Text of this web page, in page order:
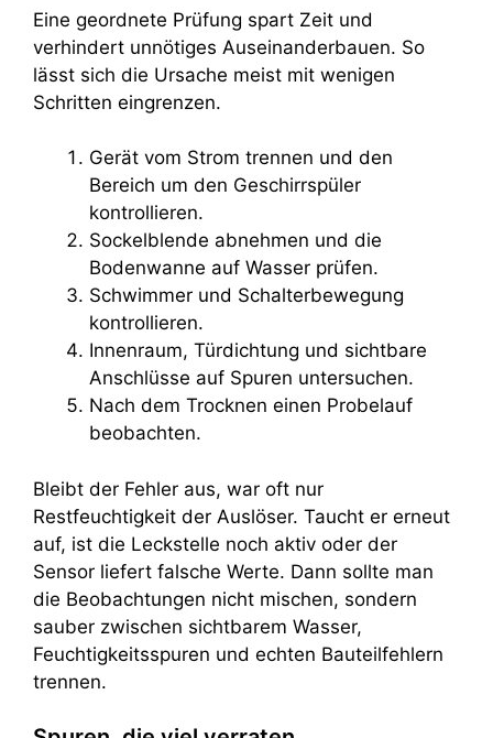
Eine geordnete Prüfung spart Zeit und
verhindert unnötiges Auseinanderbauen. So
lässt sich die Ursache meist mit wenigen
Schritten eingrenzen.
Gerät vom Strom trennen und den
Bereich um den Geschirrspüler
kontrollieren.
Sockelblende abnehmen und die
Bodenwanne auf Wasser prüfen.
Schwimmer und Schalterbewegung
kontrollieren.
Innenraum, Türdichtung und sichtbare
Anschlüsse auf Spuren untersuchen.
Nach dem Trocknen einen Probelauf
beobachten.
Bleibt der Fehler aus, war oft nur
Restfeuchtigkeit der Auslöser. Taucht er erneut
auf, ist die Leckstelle noch aktiv oder der
Sensor liefert falsche Werte. Dann sollte man
die Beobachtungen nicht mischen, sondern
sauber zwischen sichtbarem Wasser,
Feuchtigkeitsspuren und echten Bauteilfehlern
trennen.